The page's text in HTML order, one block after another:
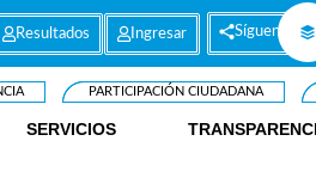
Resultados Ingresar Síguenos
PARTICIPACIÓN CIUDADANA
SERVICIOS